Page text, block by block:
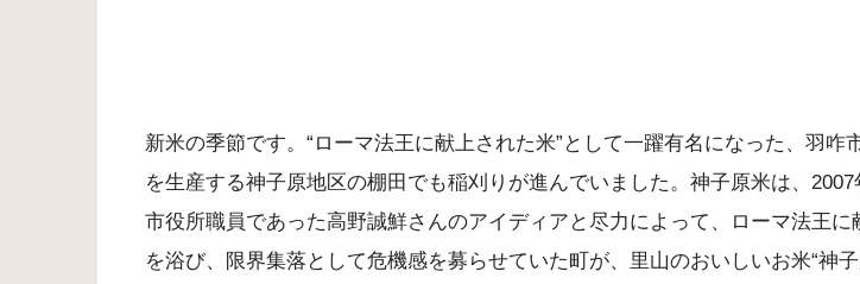
新米の季節です。“ローマ法王に献上された米”として一躍有名になった、羽咋
を生産する神子原地区の棚田でも稲刈りが進んでいました。神子原米は、
市役所職員であった高野誠鮮さんのアイディアと尽力によって、ローマ法王に
を浴び、限界集落として危機感を募らせていた町が、里山のおいしいお米“神